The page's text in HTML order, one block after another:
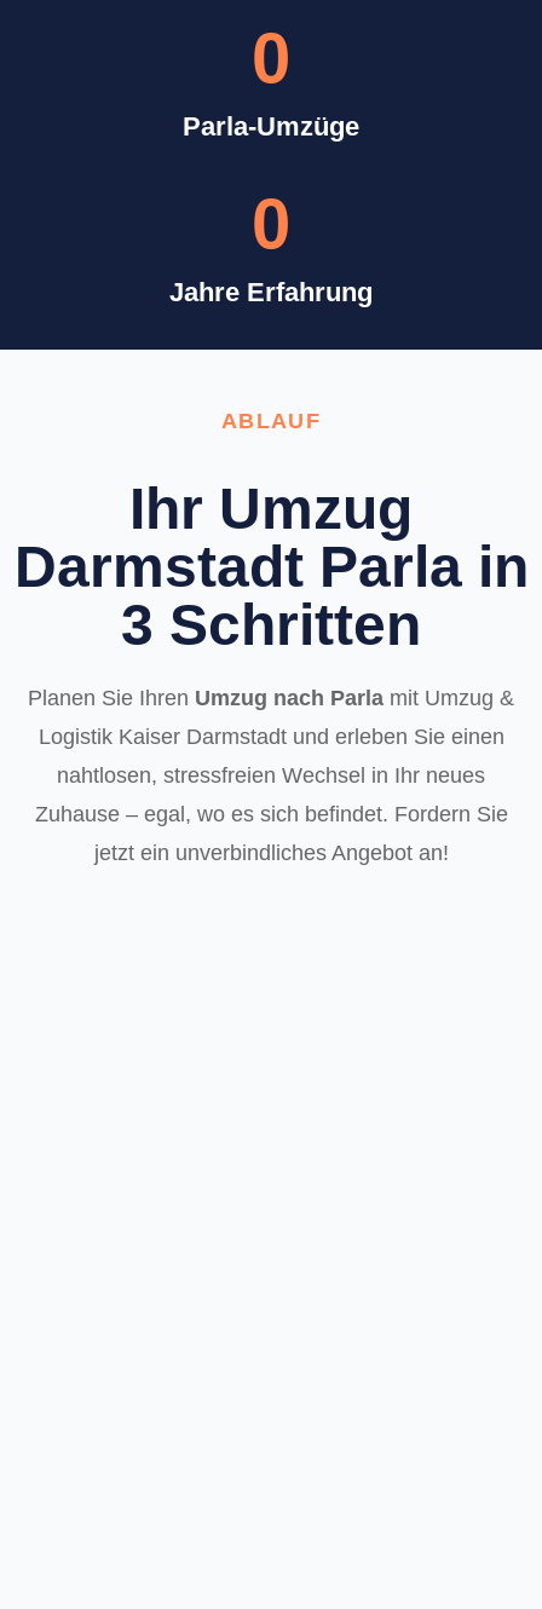
Parla-Umzüge
0
Jahre Erfahrung
0
ABLAUF
Ihr Umzug
Darmstadt Parla in
3 Schritten
Planen Sie Ihren Umzug nach Parla mit Umzug &
Logistik Kaiser Darmstadt und erleben Sie einen
nahtlosen, stressfreien Wechsel in Ihr neues
Zuhause – egal, wo es sich befindet. Fordern Sie
jetzt ein unverbindliches Angebot an!